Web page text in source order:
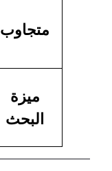
متجاوب
ميزة
البحث